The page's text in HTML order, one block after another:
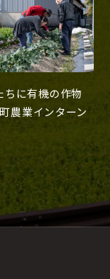
ちに有機の作物
町農業インターン